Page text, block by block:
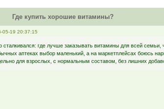
Где купить хорошие витамины?
05-19 20:37:15
сталкивался: где лучше заказывать витамины для всей семьи,
аптеках выбор маленький, а на маркетплейсах боюсь
для взрослых, с нормальным составом, без лишних